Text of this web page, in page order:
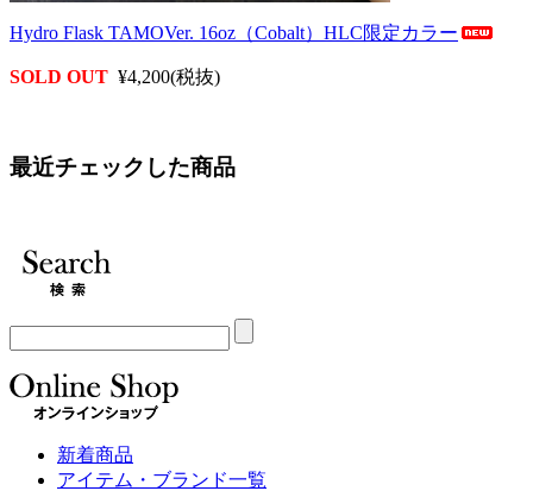
Hydro Flask TAMOVer. 16oz（Cobalt）HLC限定カラー
SOLD OUT ¥4,200(税抜)
最近チェックした商品
新着商品
アイテム・ブランド一覧